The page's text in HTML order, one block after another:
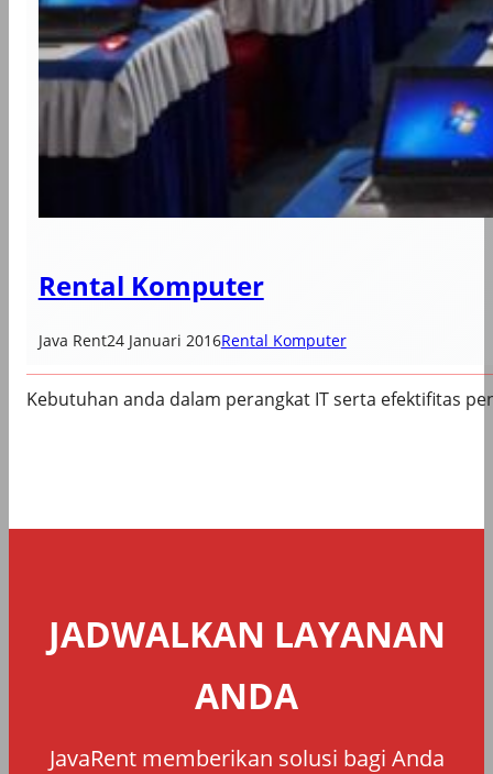
Rental Komputer
Java Rent24 Januari 2016Rental Komputer
Kebutuhan anda dalam perangkat IT serta efektifitas
JADWALKAN LAYANAN
ANDA
JavaRent memberikan solusi bagi Anda